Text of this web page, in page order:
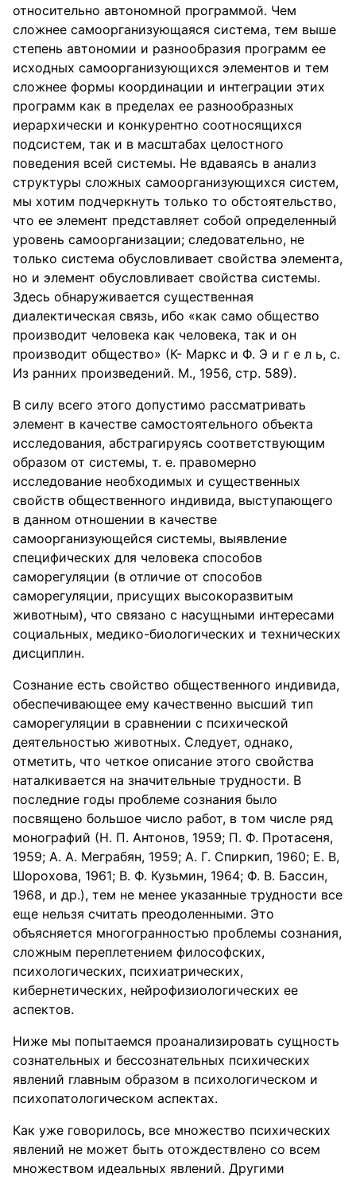
относительно автономной программой. Чем
сложнее самоорганизующаяся система, тем выше
степень автономии и разнообразия программ ее
исходных самоорганизующихся элементов и тем
сложнее формы координации и интеграции этих
программ как в пределах ее разнообразных
иерархически и конкурентно соотносящихся
подсистем, так и в масштабах целостного
поведения всей системы. Не вдаваясь в анализ
структуры сложных самоорганизующихся систем,
мы хотим подчеркнуть только то обстоятельство,
что ее элемент представляет собой определенный
уровень самоорганизации; следовательно, не
только система обусловливает свойства элемента,
но и элемент обусловливает свойства системы.
Здесь обнаруживается существенная
диалектическая связь, ибо «как само общество
производит человека как человека, так и он
производит общество» (К- Маркс и Ф. Э и г е л ь, с.
Из ранних произведений. М., 1956, стр. 589).
В силу всего этого допустимо рассматривать
элемент в качестве самостоятельного объекта
исследования, абстрагируясь соответствующим
образом от системы, т. е. правомерно
исследование необходимых и существенных
свойств общественного индивида, выступающего
в данном отношении в качестве
самоорганизующейся системы, выявление
специфических для человека способов
саморегуляции (в отличие от способов
саморегуляции, присущих высокоразвитым
животным), что связано с насущными интересами
социальных, медико-биологических и технических
дисциплин.
Сознание есть свойство общественного индивида,
обеспечивающее ему качественно высший тип
саморегуляции в сравнении с психической
деятельностью животных. Следует, однако,
отметить, что четкое описание этого свойства
наталкивается на значительные трудности. В
последние годы проблеме сознания было
посвящено большое число работ, в том числе ряд
монографий (Н. П. Антонов, 1959; П. Ф. Протасеня,
1959; А. А. Меграбян, 1959; А. Г. Спиркип, 1960; Е. В,
Шорохова, 1961; В. Ф. Кузьмин, 1964; Ф. В. Бассин,
1968, и др.), тем не менее указанные трудности все
еще нельзя считать преодоленными. Это
объясняется многогранностью проблемы сознания,
сложным переплетением философских,
психологических, психиатрических,
кибернетических, нейрофизиологических ее
аспектов.
Ниже мы попытаемся проанализировать сущность
сознательных и бессознательных психических
явлений главным образом в психологическом и
психопатологическом аспектах.
Как уже говорилось, все множество психических
явлений не может быть отождествлено со всем
множеством идеальных явлений. Другими